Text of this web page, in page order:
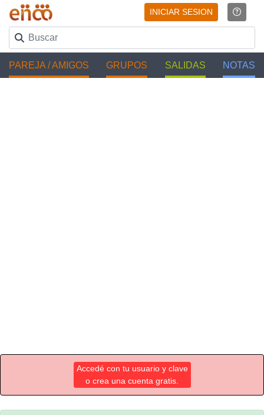
INICIAR SESION
PAREJA / AMIGOS GRUPOS SALIDAS NOTAS
Accedé con tu usuario y clave
o crea una cuenta gratis.